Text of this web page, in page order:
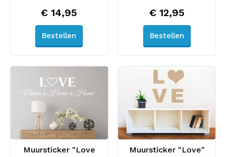
€ 14,95
Bestellen
€ 12,95
Bestellen
Muursticker "Love
Muursticker "Love"